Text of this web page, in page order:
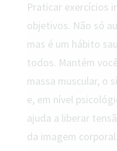
Praticar exercícios
objetivos. Não só
mas é um hábito
todos. Mantém
massa muscular, o
e, em nível
ajuda a liberar
da imagem corporal.